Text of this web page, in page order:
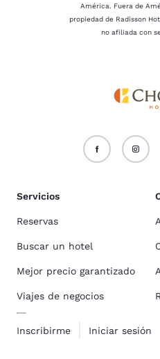
América. Fuera de
propiedad de Radisson
no afiliada con
Servicios
Reservas
Buscar un hotel
Mejor precio garantizado
Viajes de negocios
Inscribirme Iniciar sesión